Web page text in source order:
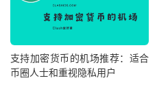
支持加密货币的机场推荐：适合
币圈人士和重视隐私用户